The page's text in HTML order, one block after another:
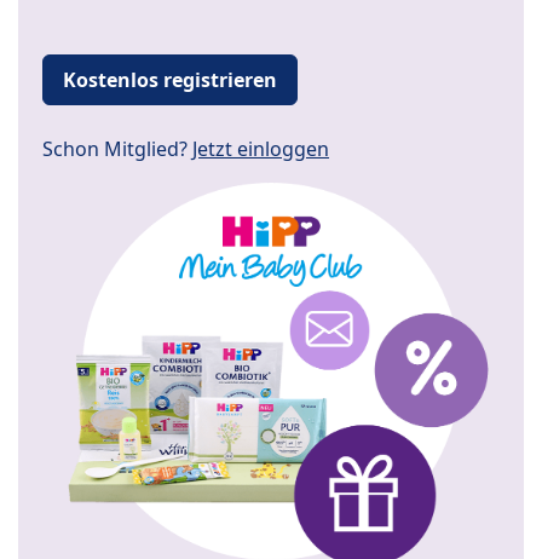
Kostenlos registrieren
Schon Mitglied? Jetzt einloggen